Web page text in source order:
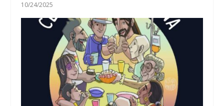
10/24/2025